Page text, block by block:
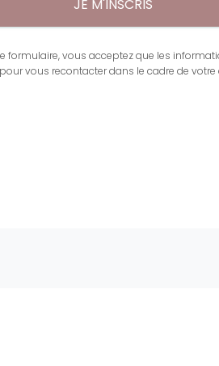
formulaire, vous acceptez que les
vous recontacter dans le cadre de